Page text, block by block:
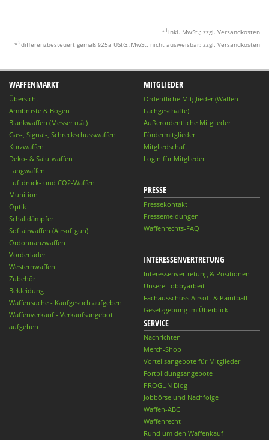
* 1 inkl. MwSt.; zzgl. Versandkosten
*2differenzbesteuert gemäß §25a UStG.;MwSt. nicht ausweisbar; zzgl. Versandkosten
WAFFENMARKT
Übersicht
Armbrüste & Bögen
Blankwaffen (Messer u.ä.)
Gas-, Signal-, Schreckschusswaffen
Kurzwaffen
Deko- & Salutwaffen
Langwaffen
Luftdruck- und CO2-Waffen
Munition
Optik
Schalldämpfer
Softairwaffen (Airsoftgun)
Ordonnanzwaffen
Vorderlader
Westernwaffen
Zubehör
Bekleidung
Waffensuche - Kaufgesuch aufgeben
Waffenverkauf - Verkaufsangebot
aufgeben
MITGLIEDER
Ordentliche Mitglieder (Waffen-
Fachgeschäfte)
Außerordentliche Mitglieder
Fördermitglieder
Mitgliedschaft
Login für Mitglieder
PRESSE
Pressekontakt
Pressemeldungen
Waffenrechts-FAQ
INTERESSENVERTRETUNG
Interessenvertretung & Positionen
Unsere Lobbyarbeit
Fachausschuss Airsoft & Paintball
Gesetzgebung im Überblick
SERVICE
Nachrichten
Merch-Shop
Vorteilsangebote für Mitglieder
Fortbildungsangebote
PROGUN Blog
Jobbörse und Nachfolge
Waffen-ABC
Waffenrecht
Rund um den Waffenkauf